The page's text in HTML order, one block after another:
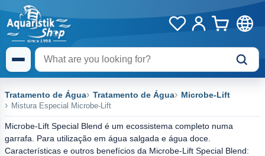
Tratamento de Água Tratamento de Água Microbe-Lift
Mistura Especial Microbe-Lift
Microbe-Lift Special Blend é um ecossistema completo numa
garrafa. Para utilização em água salgada e água doce.
Características e outros benefícios da Microbe-Lift Special Blend: